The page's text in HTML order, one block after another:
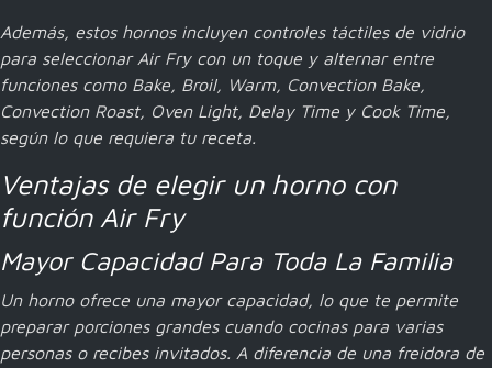
Además, estos hornos incluyen controles táctiles de vidrio
para seleccionar Air Fry con un toque y alternar entre
funciones como Bake, Broil, Warm, Convection Bake,
Convection Roast, Oven Light, Delay Time y Cook Time,
según lo que requiera tu receta.
Ventajas de elegir un horno con
función Air Fry
Mayor Capacidad Para Toda La Familia
Un horno ofrece una mayor capacidad, lo que te permite
preparar porciones grandes cuando cocinas para varias
personas o recibes invitados. A diferencia de una freidora de